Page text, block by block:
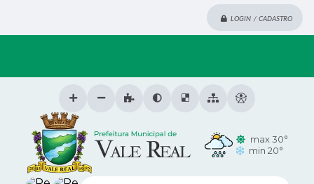
LOGIN / CADASTRO
max 30°
min 20°